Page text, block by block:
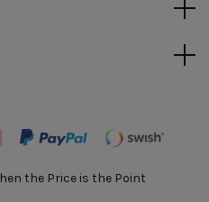
the Price is the Point